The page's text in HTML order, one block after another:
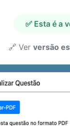
✅ Esta é a
🔗 Ver versão